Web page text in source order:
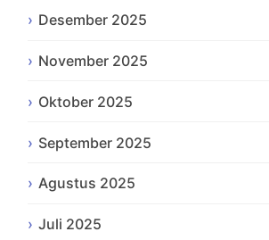
Desember 2025
November 2025
Oktober 2025
September 2025
Agustus 2025
Juli 2025